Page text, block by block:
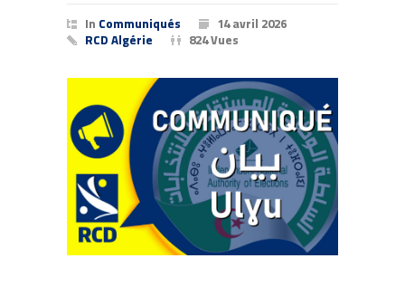
In Communiqués 14 avril 2026
RCD Algérie 824 Vues